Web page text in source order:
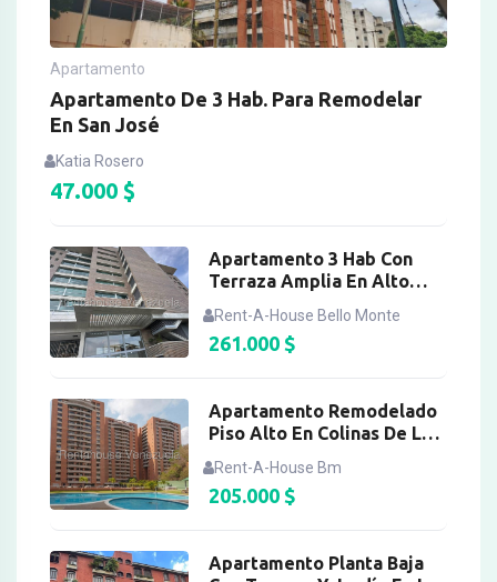
Apartamento
Apartamento De 3 Hab. Para Remodelar
En San José
Katia Rosero
47.000 $
Apartamento 3 Hab Con
Terraza Amplia En Alto
Rent-A-House Bello Monte
261.000$
Apartamento Remodelado
Piso Alto En Colinas De Los
Rent-A-House Bm
205.000$
Apartamento Planta Baja